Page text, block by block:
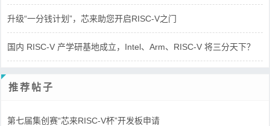
升级“一分钱计划”，芯来助您开启RISC-V之门
国内 RISC-V 产学研基地成立，Intel、Arm、RISC-V 将三分天下？
推荐帖子
第七届集创赛“芯来RISC-V杯”开发板申请